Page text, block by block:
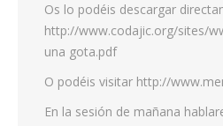
Os lo podéis descargar
http://www.codajic.org/sites/
una gota.pdf
O podéis visitar http://
En la sesión de mañana